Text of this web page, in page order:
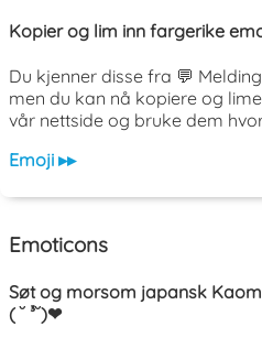
Kopier og lim inn fargerike
Du kjenner disse fra 💬
men du kan nå kopiere og
vår nettside og bruke dem
Emoji ▸▸
Emoticons
Søt og morsom japansk
( ˘ ³˘)❤